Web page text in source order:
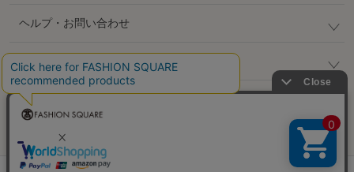
ヘルプ・お問い合わせ
高島屋でのお買い物
公式SNS
企業情報 / 規約 / 採用情報